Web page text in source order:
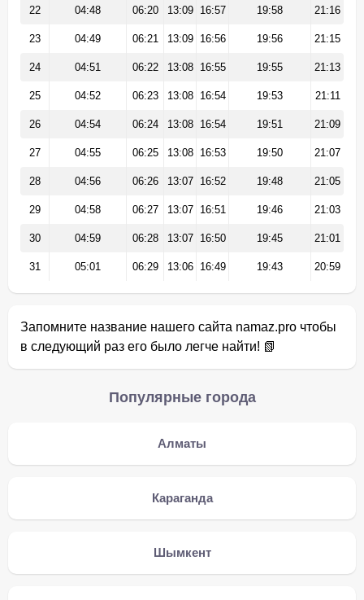
22 04:48 06:20 13:09 16:57 19:58 21:16
23 04:49 06:21 13:09 16:56 19:56 21:15
24 04:51 06:22 13:08 16:55 19:55 21:13
25 04:52 06:23 13:08 16:54 19:53 21:11
26 04:54 06:24 13:08 16:54 19:51 21:09
27 04:55 06:25 13:08 16:53 19:50 21:07
28 04:56 06:26 13:07 16:52 19:48 21:05
29 04:58 06:27 13:07 16:51 19:46 21:03
30 04:59 06:28 13:07 16:50 19:45 21:01
31 05:01 06:29 13:06 16:49 19:43 20:59
Запомните название нашего сайта namaz.pro чтобы
в следующий раз его было легче найти! 📗
Популярные города
Алматы
Караганда
Шымкент